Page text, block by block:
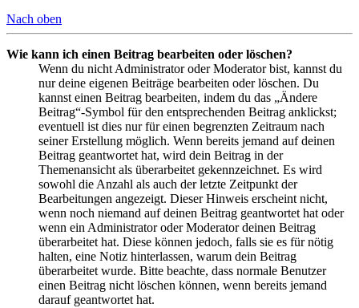
Nach oben
Wie kann ich einen Beitrag bearbeiten oder löschen?
Wenn du nicht Administrator oder Moderator bist, kannst du
nur deine eigenen Beiträge bearbeiten oder löschen. Du
kannst einen Beitrag bearbeiten, indem du das „Ändere
Beitrag“-Symbol für den entsprechenden Beitrag anklickst;
eventuell ist dies nur für einen begrenzten Zeitraum nach
seiner Erstellung möglich. Wenn bereits jemand auf deinen
Beitrag geantwortet hat, wird dein Beitrag in der
Themenansicht als überarbeitet gekennzeichnet. Es wird
sowohl die Anzahl als auch der letzte Zeitpunkt der
Bearbeitungen angezeigt. Dieser Hinweis erscheint nicht,
wenn noch niemand auf deinen Beitrag geantwortet hat oder
wenn ein Administrator oder Moderator deinen Beitrag
überarbeitet hat. Diese können jedoch, falls sie es für nötig
halten, eine Notiz hinterlassen, warum dein Beitrag
überarbeitet wurde. Bitte beachte, dass normale Benutzer
einen Beitrag nicht löschen können, wenn bereits jemand
darauf geantwortet hat.